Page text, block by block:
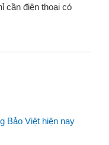
cần điện thoại có
Bảo Việt hiện nay